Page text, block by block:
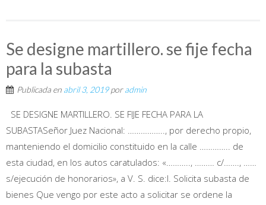
Se designe martillero. se fije fecha
para la subasta
Publicada en abril 3, 2019poradmin
SE DESIGNE MARTILLERO. SE FIJE FECHA PARA LA
SUBASTASeñor Juez Nacional: …………….., por derecho propio,
manteniendo el domicilio constituido en la calle ………….. de
esta ciudad, en los autos caratulados: «……….., ……… c/……., ……
s/ejecución de honorarios», a V. S. dice:I. Solicita subasta de
bienes Que vengo por este acto a solicitar se ordene la